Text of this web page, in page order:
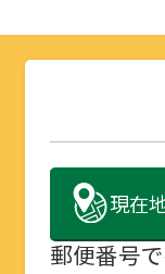
現在
郵便番号